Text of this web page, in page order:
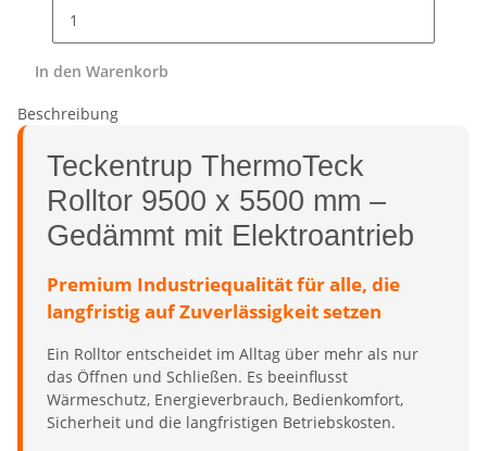
In den Warenkorb
Beschreibung
Teckentrup ThermoTeck
Rolltor 9500 x 5500 mm –
Gedämmt mit Elektroantrieb
Premium Industriequalität für alle, die
langfristig auf Zuverlässigkeit setzen
Ein Rolltor entscheidet im Alltag über mehr als nur
das Öffnen und Schließen. Es beeinflusst
Wärmeschutz, Energieverbrauch, Bedienkomfort,
Sicherheit und die langfristigen Betriebskosten.